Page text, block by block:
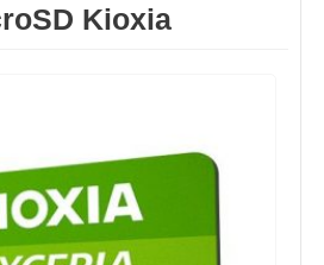
Kioxia